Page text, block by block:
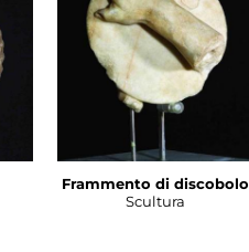
Frammento di discobolo
Scultura